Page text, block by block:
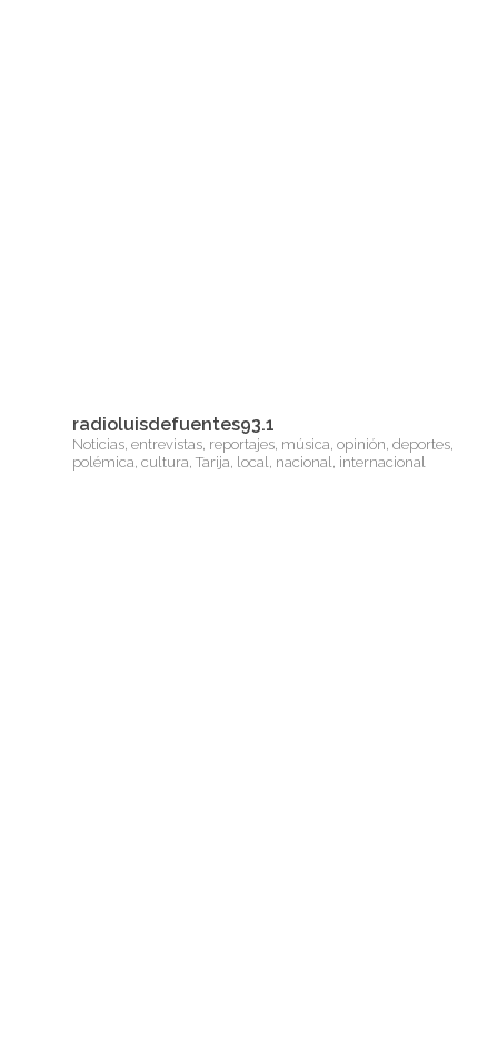
radioluisdefuentes93.1
Noticias, entrevistas, reportajes, música, opinión, deportes,
polémica, cultura, Tarija, local, nacional, internacional